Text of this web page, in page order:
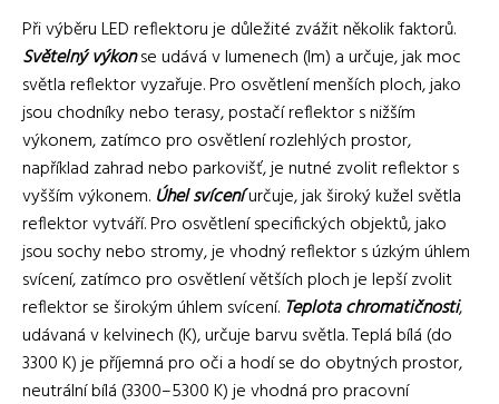
Při výběru LED reflektoru je důležité zvážit několik faktorů.
Světelný výkonse udává v lumenech (lm) a určuje, jak moc
světla reflektor vyzařuje. Pro osvětlení menších ploch, jako
jsou chodníky nebo terasy, postačí reflektor s nižším
výkonem, zatímco pro osvětlení rozlehlých prostor,
například zahrad nebo parkovišť, je nutné zvolit reflektor s
vyšším výkonem. Úhel svíceníurčuje, jak široký kužel světla
reflektor vytváří. Pro osvětlení specifických objektů, jako
jsou sochy nebo stromy, je vhodný reflektor s úzkým úhlem
svícení, zatímco pro osvětlení větších ploch je lepší zvolit
reflektor se širokým úhlem svícení. Teplota chromatičnosti,
udávaná v kelvinech (K), určuje barvu světla. Teplá bílá (do
3300 K) je příjemná pro oči a hodí se do obytných prostor,
neutrální bílá (3300–5300 K) je vhodná pro pracovní